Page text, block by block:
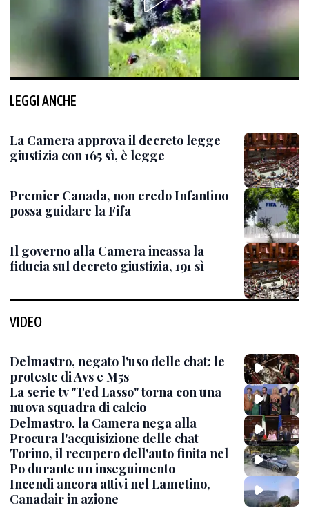
LEGGI ANCHE
La Camera approva il decreto legge
giustizia con 165 sì, è legge
Premier Canada, non credo Infantino
possa guidare la Fifa
Il governo alla Camera incassa la
fiducia sul decreto giustizia, 191 sì
VIDEO
Delmastro, negato l'uso delle chat: le
proteste di Avs e M5s
La serie tv "Ted Lasso" torna con una
nuova squadra di calcio
Delmastro, la Camera nega alla
Procura l'acquisizione delle chat
Torino, il recupero dell'auto finita nel
Po durante un inseguimento
Incendi ancora attivi nel Lametino,
Canadair in azione